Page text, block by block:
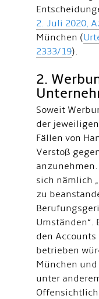
2. Juli 2020,
München (
2333/19).
2.
Soweit
der
Fällen von
Verstoß
sich nämlich
zu
Umständen“.
den
betrieben
München
unter